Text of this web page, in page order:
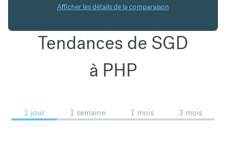
Afficher les détails de la comparaison
Tendances de SGD
à PHP
1 jour 1 semaine 1 mois 3 mois